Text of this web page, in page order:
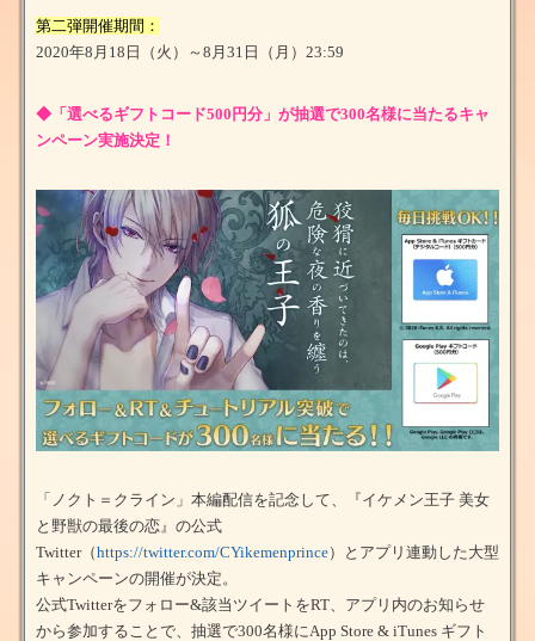
第二弾開催期間：
2020年8月18日（火）～8月31日（月）23:59
◆「選べるギフトコード500円分」が抽選で300名様に当たるキャ
ンペーン実施決定！
「ノクト＝クライン」本編配信を記念して、『イケメン王子 美女
と野獣の最後の恋』の公式
Twitter（https://twitter.com/CYikemenprince）とアプリ連動した大型
キャンペーンの開催が決定。
公式Twitterをフォロー&該当ツイートをRT、アプリ内のお知らせ
から参加することで、抽選で300名様にApp Store & iTunes ギフト